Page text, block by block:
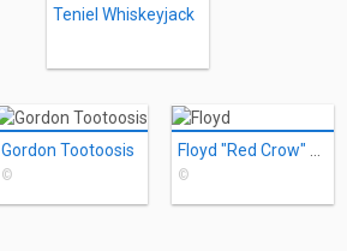
Teniel Whiskeyjack
Gordon Tootoosis
©
Floyd "Red Crow" Westerman
©